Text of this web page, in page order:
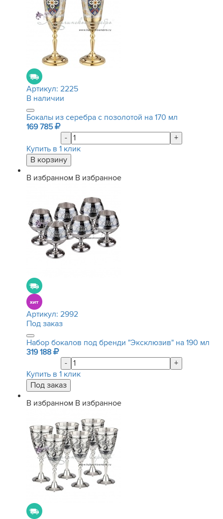
Артикул: 2225
В наличии
Бокалы из серебра с позолотой на 170 мл
169 785
-
+
Купить в 1 клик
В избранном В избранное
Артикул: 2992
Под заказ
Набор бокалов под бренди "Эксклюзив" на 190 мл
319 188
-
+
Купить в 1 клик
В избранном В избранное